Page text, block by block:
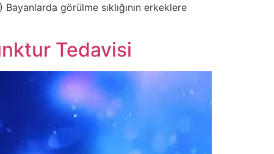
görülme sıklığının erkeklere
Tedavisi